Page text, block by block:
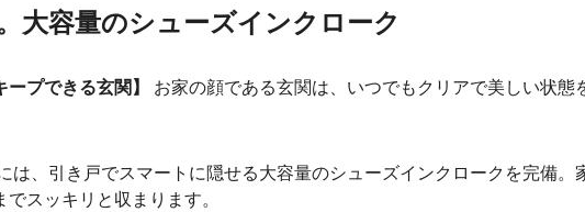
大容量のシューズインクローク
プできる玄関】
お家の顔である玄関は、いつでもクリアで美しい状態
は、引き戸でスマートに隠せる大容量のシューズインクロークを完備。
スッキリと収まります。